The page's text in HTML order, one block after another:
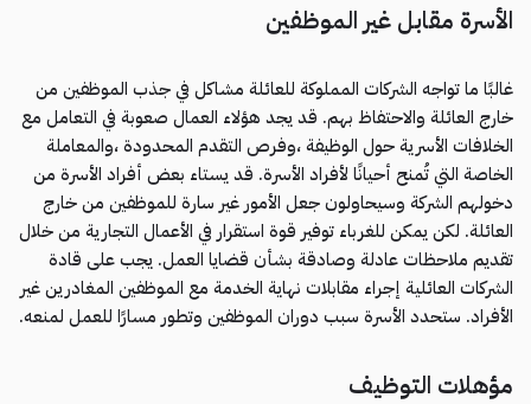
الأسرة مقابل غير الموظفين
غالبًا ما تواجه الشركات المملوكة للعائلة مشاكل في جذب الموظفين من
خارج العائلة والاحتفاظ بهم. قد يجد هؤلاء العمال صعوبة في التعامل مع
الخلافات الأسرية حول الوظيفة ،وفرص التقدم المحدودة ،والمعاملة
الخاصة التي تُمنح أحيانًا لأفراد الأسرة. قد يستاء بعض أفراد الأسرة من
دخولهم الشركة وسيحاولون جعل الأمور غير سارة للموظفين من خارج
العائلة. لكن يمكن للغرباء توفير قوة استقرار في الأعمال التجارية من خلال
تقديم ملاحظات عادلة وصادقة بشأن قضايا العمل. يجب على قادة
الشركات العائلية إجراء مقابلات نهاية الخدمة مع الموظفين المغادرين غير
الأفراد. ستحدد الأسرة سبب دوران الموظفين وتطور مسارًا للعمل لمنعه.
مؤهلات التوظيف